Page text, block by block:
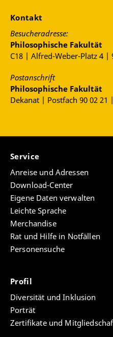
Kontakt
Besucheradresse:
Philosophische Fakultät
C18 | Alfred-Weber-Platz 4 |
Postanschrift
Philosophische Fakultät
Dekanat | Postfach 90 02 21
Service
Anreise und Adressen
Download-Center
Eigene Daten verwalten
Leichte Sprache
Merchandise
Rat und Hilfe in Notfällen
Personensuche
Profil
Diversität und Inklusion
Porträt
Zertifikate und